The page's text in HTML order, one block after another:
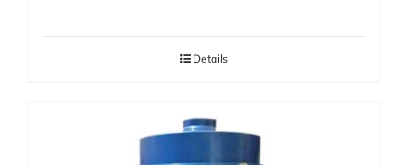
Details